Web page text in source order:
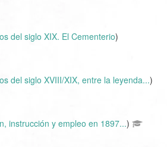
del siglo XIX. El Cementerio)
del siglo XVIII/XIX, entre la leyenda...)
instrucción y empleo en 1897...)